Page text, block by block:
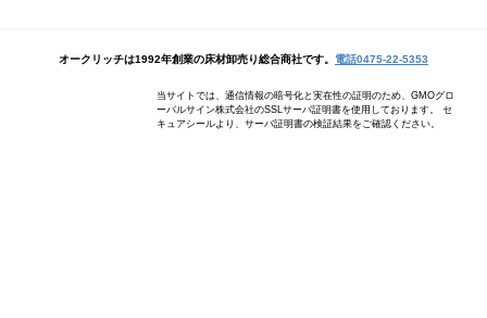
オークリッチは1992年創業の床材卸売り総合商社です。 電話0475-22-5353
当サイトでは、通信情報の暗号化と実在性の証明のため、GMOグロ
ーバルサイン株式会社のSSLサーバ証明書を使用しております。 セ
キュアシールより、サーバ証明書の検証結果をご確認ください。